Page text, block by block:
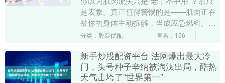
是表象。真正值得警惕的是——肌肉正在
被你的身体主动拆解，当成应急燃料。这
不是退化，而是一场无声的代谢叛变。 而
分类：股票优配 查看：156
新手炒股配资平台 法网爆出最大冷
门，头号种子辛纳被淘汰出局，酷热
天气击垮了“世界第一”